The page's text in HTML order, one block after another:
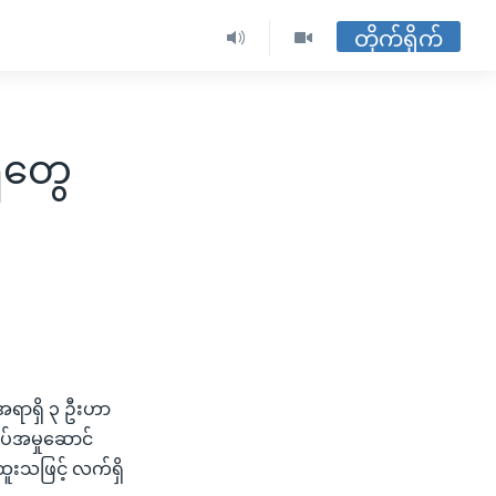
တိုက်ရိုက်
ေ
ာရှိ ၃ ဦးဟာ
အမှုဆောင်
ထူးသဖြင့် လက်ရှိ